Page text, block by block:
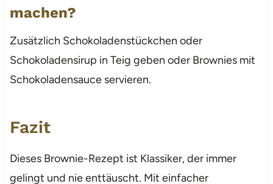
machen?
Zusätzlich Schokoladenstückchen oder
Schokoladensirup in Teig geben oder Brownies mit
Schokoladensauce servieren.
Fazit
Dieses Brownie-Rezept ist Klassiker, der immer
gelingt und nie enttäuscht. Mit einfacher